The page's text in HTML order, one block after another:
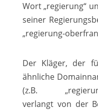
Wort „regierung“
seiner
„regierung-
Der Kläger, der
ähnliche
(z.B.
verlangt von der